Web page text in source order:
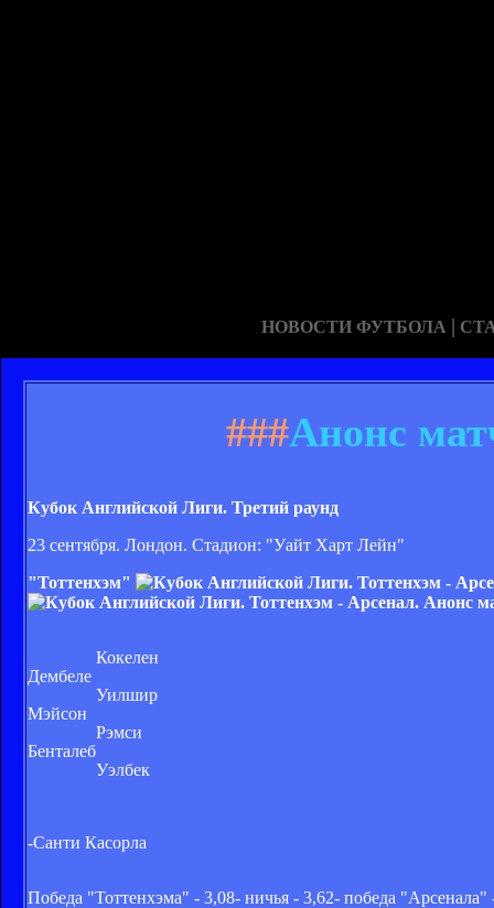
НОВОСТИ ФУТБОЛА |
###Анонс
Кубок Английской Лиги. Третий раунд
23 сентября. Лондон. Стадион: "Уайт Харт Лейн"
"Тоттенхэм"
Дембеле
Мэйсон
Бенталеб
Кокелен
Уилшир
Рэмси
Уэлбек
-Санти Касорла
Победа "Тоттенхэма" - 3,08- ничья - 3,62- победа "Арсенала"